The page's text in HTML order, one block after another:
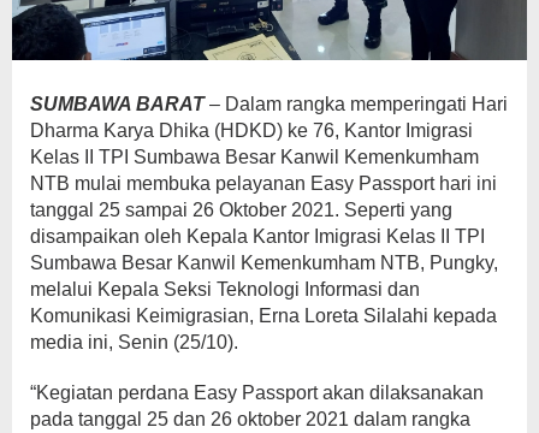
SUMBAWA BARAT– Dalam rangka memperingati Hari
Dharma Karya Dhika (HDKD) ke 76, Kantor Imigrasi
Kelas II TPI Sumbawa Besar Kanwil Kemenkumham
NTB mulai membuka pelayanan Easy Passport hari ini
tanggal 25 sampai 26 Oktober 2021. Seperti yang
disampaikan oleh Kepala Kantor Imigrasi Kelas II TPI
Sumbawa Besar Kanwil Kemenkumham NTB, Pungky,
melalui Kepala Seksi Teknologi Informasi dan
Komunikasi Keimigrasian, Erna Loreta Silalahi kepada
media ini, Senin (25/10).
“Kegiatan perdana Easy Passport akan dilaksanakan
pada tanggal 25 dan 26 oktober 2021 dalam rangka